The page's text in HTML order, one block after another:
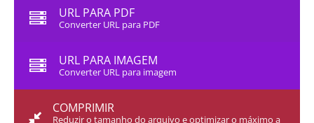
URL PARA PDF
Converter URL para PDF
URL PARA IMAGEM
Converter URL para imagem
COMPRIMIR
Reduzir o tamanho do arquivo e optimizar o máximo a